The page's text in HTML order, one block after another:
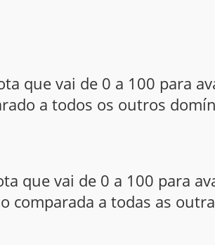
que vai de 0 a 100 para
a todos os outros
que vai de 0 a 100 para
comparada a todas as